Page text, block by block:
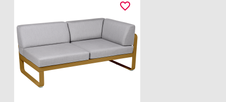
favorite_border